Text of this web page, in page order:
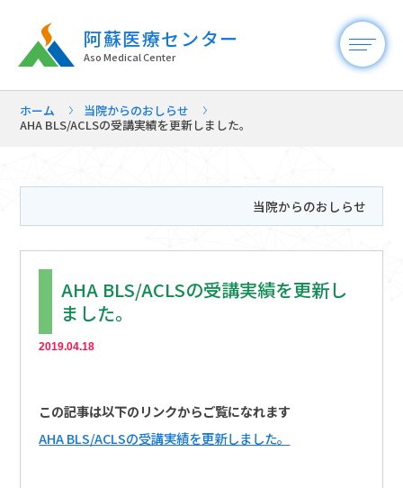
阿蘇医療センター
Aso Medical Center
ホーム
当院からのおしらせ
AHA BLS/ACLSの受講実績を更新しました。
当院からのおしらせ
AHA BLS/ACLSの受講実績を更新し
ました。
2019.04.18
この記事は以下のリンクからご覧になれます
AHA BLS/ACLSの受講実績を更新しました。